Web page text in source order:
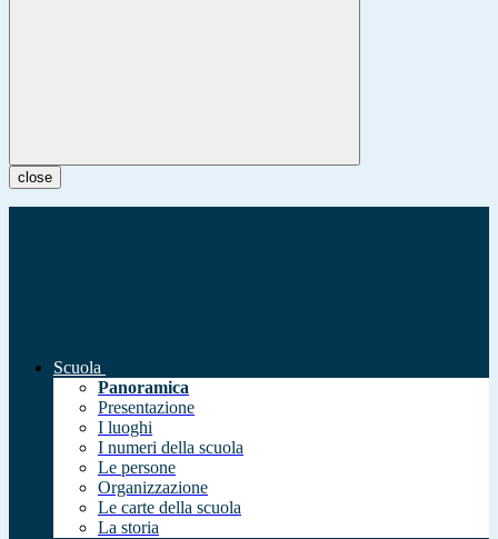
close
Scuola
Panoramica
Presentazione
I luoghi
I numeri della scuola
Le persone
Organizzazione
Le carte della scuola
La storia